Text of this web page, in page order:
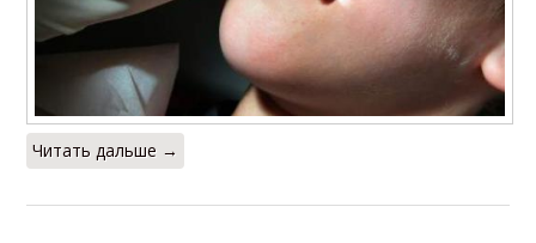
Читать дальше →